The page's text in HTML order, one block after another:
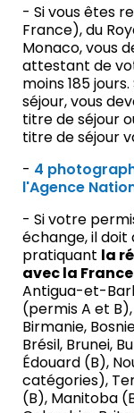
- Si vous êtes
France), du
Monaco, vous
attestant de
moins 185
séjour, vous
titre de séjour
titre de séjour
- 4
l'Agence
- Si votre
échange, il
pratiquant la
avec la France
Antigua-et-
(permis A et
Birmanie,
Brésil, Brunei,
Édouard (B),
catégories),
(B), Manitoba